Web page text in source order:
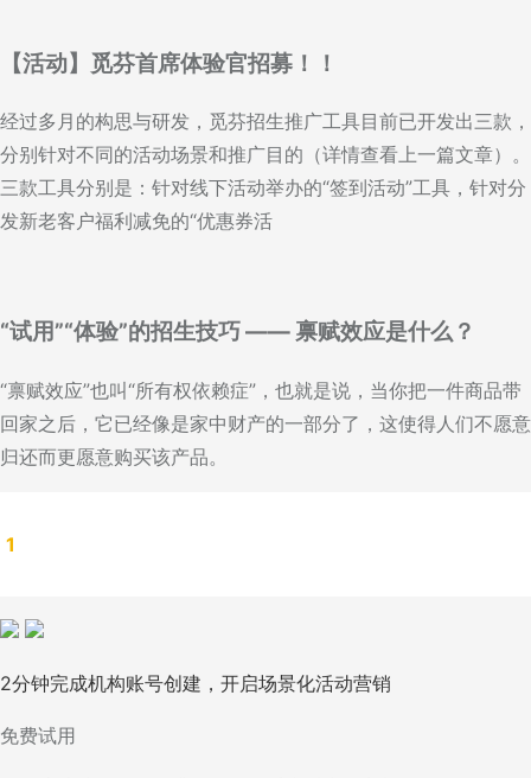
【活动】觅芬首席体验官招募！！
经过多月的构思与研发，觅芬招生推广工具目前已开发出三款，
分别针对不同的活动场景和推广目的（详情查看上一篇文章）。
三款工具分别是：针对线下活动举办的“签到活动”工具，针对分
发新老客户福利减免的“优惠券活
“试用”“体验”的招生技巧 —— 禀赋效应是什么？
“禀赋效应”也叫“所有权依赖症”，也就是说，当你把一件商品带
回家之后，它已经像是家中财产的一部分了，这使得人们不愿意
归还而更愿意购买该产品。
1
2分钟完成机构账号创建，开启场景化活动营销
免费试用